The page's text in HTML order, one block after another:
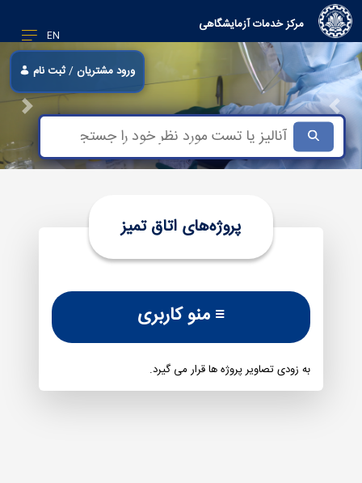
EN
مرکز خدمات آزمایشگاهی
Focus first slide
Focus second slide
Focus third slide
ورود مشتریان/ثبت نام
Previous
Next
پروژه‌های اتاق تمیز
≡ منو کاربری
به زودی تصاویر پروژه ها قرار می گیرد.